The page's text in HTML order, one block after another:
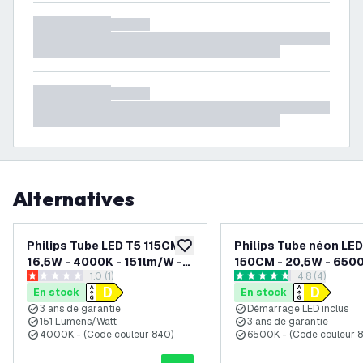
Alternatives
ajouter à la liste de souhaits
Philips Tube LED T5 115CM -
16,5W - 4000K - 151lm/W -
Haute Rendement
ouvrir le tiroir des avis
1 étoiles de notation
1.0 (1)
En stock
3 ans de garantie
151 Lumens/Watt
4000K - (Code couleur 840)
Philips Tube néon
150CM - 20,5W -
151lm/W - Haute
ouvrir le
4.8 étoiles de notation
4.8 (4)
En stock
Démarrage LED inclus
3 ans de garantie
6500K - (Code couleur